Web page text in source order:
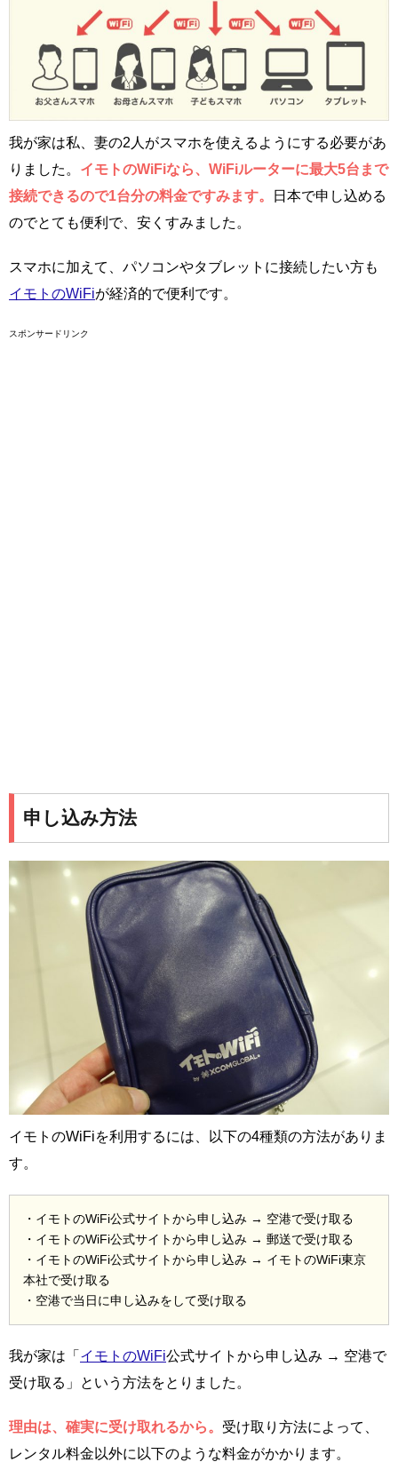
我が家は私、妻の2人がスマホを使えるようにする必要があ
りました。 イモトのWiFiなら、WiFiルーターに最大5台まで
接続できるので1台分の料金ですみます。
日本で申し込める
のでとても便利で、安くすみました。
スマホに加えて、パソコンやタブレットに接続したい方も
イモトのWiFiが経済的で便利です。
スポンサードリンク
申し込み方法
イモトのWiFiを利用するには、以下の4種類の方法がありま
す。
・イモトのWiFi公式サイトから申し込み → 空港で受け取る
・イモトのWiFi公式サイトから申し込み → 郵送で受け取る
・イモトのWiFi公式サイトから申し込み → イモトのWiFi東京
本社で受け取る
・空港で当日に申し込みをして受け取る
我が家は「 イモトのWiFi公式サイトから申し込み → 空港で
受け取る」という方法をとりました。
理由は、確実に受け取れるから。 受け取り方法によって、
レンタル料金以外に以下のような料金がかかります。